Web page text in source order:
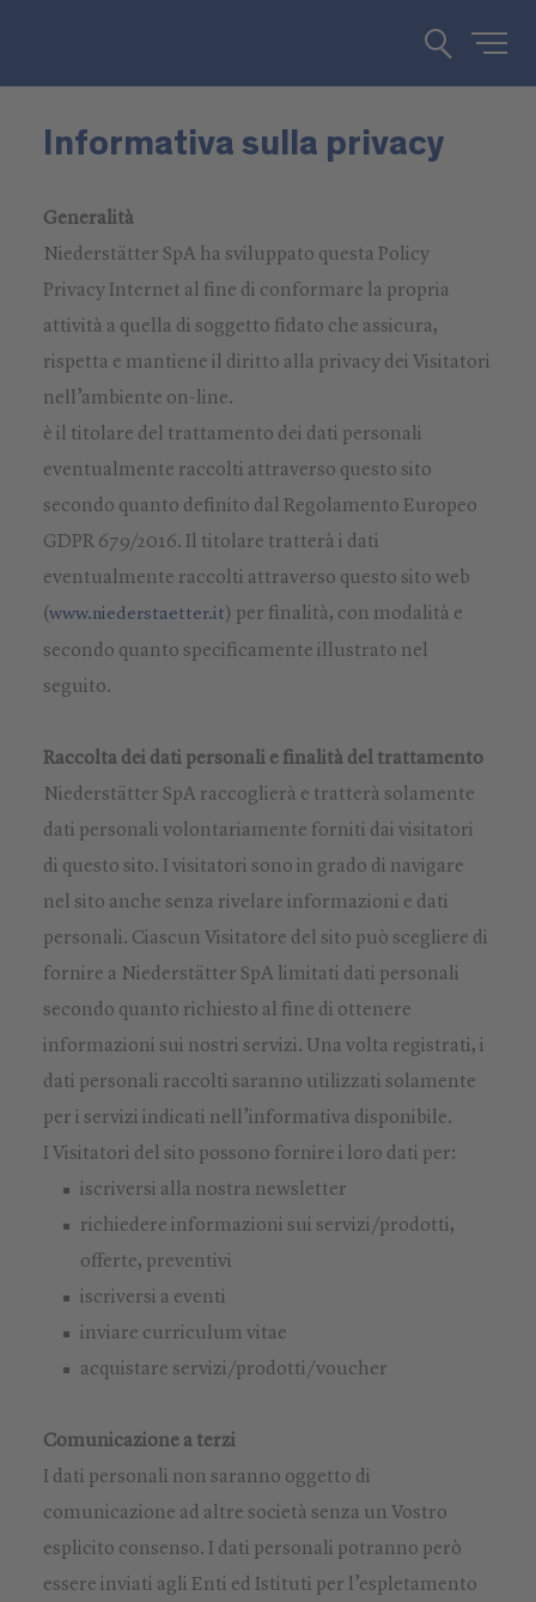
Informativa sulla privacy
Generalità
Niederstätter SpA ha sviluppato questa Policy
Privacy Internet al fine di conformare la propria
attività a quella di soggetto fidato che assicura,
rispetta e mantiene il diritto alla privacy dei Visitatori
nell’ambiente on-line.
è il titolare del trattamento dei dati personali
eventualmente raccolti attraverso questo sito
secondo quanto definito dal Regolamento Europeo
GDPR 679/2016. Il titolare tratterà i dati
eventualmente raccolti attraverso questo sito web
(www.niederstaetter.it ) per finalità, con modalità e
secondo quanto specificamente illustrato nel
seguito.
Raccolta dei dati personali e finalità del trattamento
Niederstätter SpA raccoglierà e tratterà solamente
dati personali volontariamente forniti dai visitatori
di questo sito. I visitatori sono in grado di navigare
nel sito anche senza rivelare informazioni e dati
personali. Ciascun Visitatore del sito può scegliere di
fornire a Niederstätter SpA limitati dati personali
secondo quanto richiesto al fine di ottenere
informazioni sui nostri servizi. Una volta registrati, i
dati personali raccolti saranno utilizzati solamente
per i servizi indicati nell’informativa disponibile.
I Visitatori del sito possono fornire i loro dati per:
iscriversi alla nostra newsletter
richiedere informazioni sui servizi/prodotti,
offerte, preventivi
iscriversi a eventi
inviare curriculum vitae
acquistare servizi/prodotti/voucher
Comunicazione a terzi
I dati personali non saranno oggetto di
comunicazione ad altre società senza un Vostro
esplicito consenso. I dati personali potranno però
essere inviati agli Enti ed Istituti per l’espletamento